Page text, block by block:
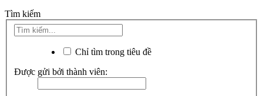
Tìm kiếm
Chỉ tìm trong tiêu đề
Được gửi bởi thành viên: